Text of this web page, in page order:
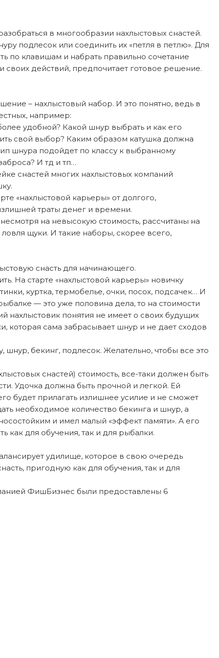
в многообразии нахлыстовых снастей.
подлесок или соединить их «петля в петлю». Для
по клавишам и набрать правильно сочетание
своих действий, предпочитает готовое решение.
– нахлыстовый набор. И это понятно, ведь в
например:
удобной? Какой шнур выбрать и как его
свой выбор? Каким образом катушка должна
шнура подойдет по классу к выбранному
И тд и тп…
снастей многих нахлыстовых компаний
«нахлыстовой карьеры» от долгого,
траты денег и времени.
на невысокую стоимость, рассчитаны на
щуки. И такие наборы, скорее всего,
снасть для начинающего.
На старте «нахлыстовой карьеры» новичку
куртка, термобелье, очки, посох, подсачек… И
— это уже половина дела, то на стоимости
нахлыстовик понятия не имеет о своих будущих
которая сама забрасывает шнур и не дает сходов
бекинг, подлесок. Желательно, чтобы все это
снастей) стоимость, все-таки должен быть
Удочка должна быть прочной и легкой. Ей
будет прилагать излишнее усилие и не сможет
необходимое количество бекинга и шнур, а
и имел малый «эффект памяти». А его
как для обучения, так и для рыбалки.
удилище, которое в свою очередь
пригодную как для обучения, так и для
ФишБизнес были предоставлены 6